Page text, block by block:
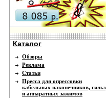
Каталог
Обзоры
Реклама
Статьи
Пресса для опрессовки
кабельных наконечников, гильз
и аппаратных зажимов